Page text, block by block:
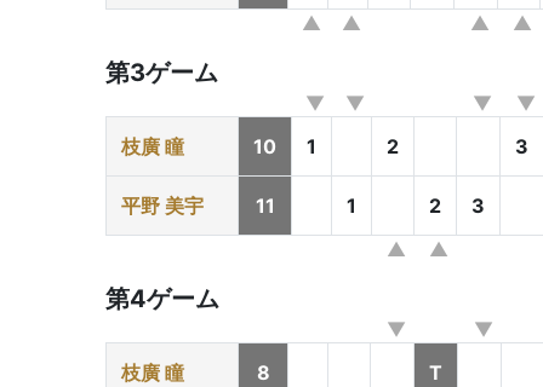
第3ゲーム
枝廣 瞳 10 1 2 3
平野 美宇 11 1 2 3
第4ゲーム
枝廣 瞳 8 T